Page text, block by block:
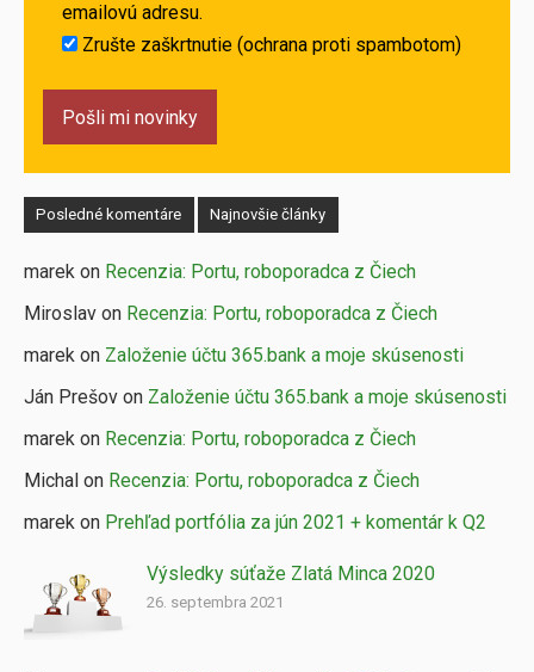
emailovú adresu.
Zrušte zaškrtnutie (ochrana proti spambotom)
Posledné komentáre Najnovšie články
marek on Recenzia: Portu, roboporadca z Čiech
Miroslav on Recenzia: Portu, roboporadca z Čiech
marek on Založenie účtu 365.bank a moje skúsenosti
Ján Prešov on Založenie účtu 365.bank a moje skúsenosti
marek on Recenzia: Portu, roboporadca z Čiech
Michal on Recenzia: Portu, roboporadca z Čiech
marek on Prehľad portfólia za jún 2021 + komentár k Q2
Výsledky súťaže Zlatá Minca 2020
26. septembra 2021